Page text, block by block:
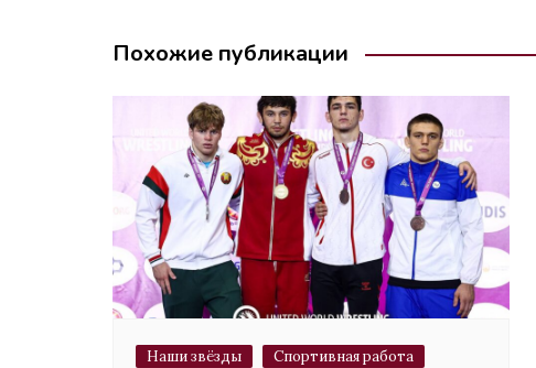
записям
Похожие публикации
Наши звёзды Спортивная работа